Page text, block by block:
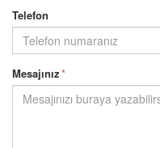
Telefon
Mesajınız*